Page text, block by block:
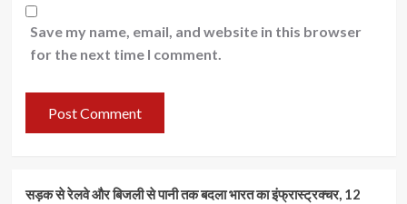
Save my name, email, and website in this browser
for the next time I comment.
सड़क से रेलवे और बिजली से पानी तक बदला भारत का इंफ्रास्ट्रक्चर, 12